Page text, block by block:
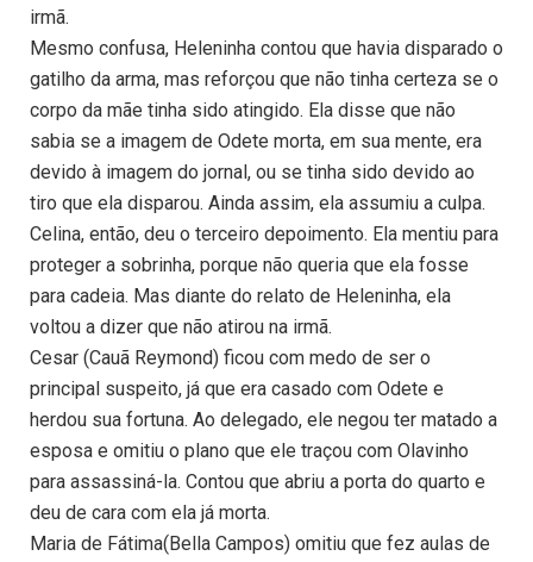
irmã.
Mesmo confusa, Heleninha contou que havia disparado o
gatilho da arma, mas reforçou que não tinha certeza se o
corpo da mãe tinha sido atingido. Ela disse que não
sabia se a imagem de Odete morta, em sua mente, era
devido à imagem do jornal, ou se tinha sido devido ao
tiro que ela disparou. Ainda assim, ela assumiu a culpa.
Celina, então, deu o terceiro depoimento. Ela mentiu para
proteger a sobrinha, porque não queria que ela fosse
para cadeia. Mas diante do relato de Heleninha, ela
voltou a dizer que não atirou na irmã.
Cesar (Cauã Reymond) ficou com medo de ser o
principal suspeito, já que era casado com Odete e
herdou sua fortuna. Ao delegado, ele negou ter matado a
esposa e omitiu o plano que ele traçou com Olavinho
para assassiná-la. Contou que abriu a porta do quarto e
deu de cara com ela já morta.
Maria de Fátima(Bella Campos) omitiu que fez aulas de